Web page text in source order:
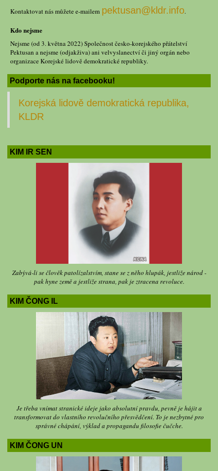
Kontaktovat nás můžete e-mailem pektusan@kldr.info.
Kdo nejsme
Nejsme (od 3. května 2022) Společnost česko-korejského přátelství
Pektusan a nejsme (odjakživa) ani velvyslanectví či jiný orgán nebo
organizace Korejské lidově demokratické republiky.
Podporte nás na facebooku!
Korejská lidově demokratická republika,
KLDR
KIM IR SEN
Zabývá-li se člověk patolízalstvím, stane se z něho hlupák, jestliže národ -
pak hyne země a jestliže strana, pak je ztracena revoluce.
KIM ČONG IL
Je třeba vnímat stranické ideje jako absolutní pravdu, pevně je hájit a
transformovat do vlastního revolučního přesvědčení. To je nezbytné pro
správné chápání, výklad a propagandu filosofie čučche.
KIM ČONG UN